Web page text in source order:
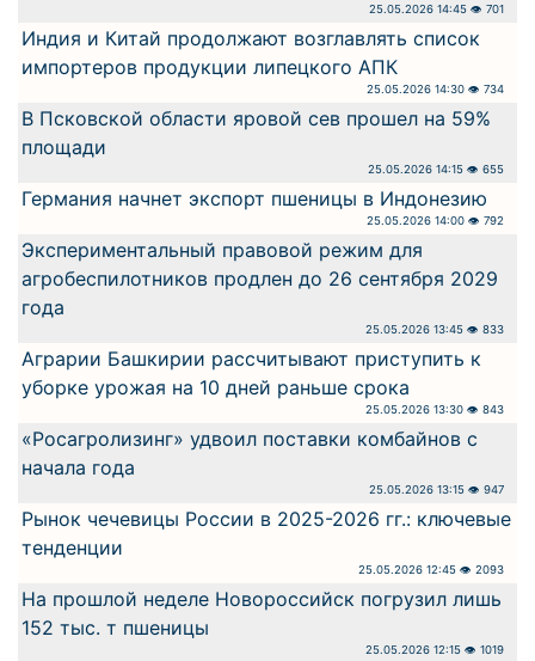
25.05.2026 14:45 👁 701
Индия и Китай продолжают возглавлять список
импортеров продукции липецкого АПК
25.05.2026 14:30 👁 734
В Псковской области яровой сев прошел на 59%
площади
25.05.2026 14:15 👁 655
Германия начнет экспорт пшеницы в Индонезию
25.05.2026 14:00 👁 792
Экспериментальный правовой режим для
агробеспилотников продлен до 26 сентября 2029
года
25.05.2026 13:45 👁 833
Аграрии Башкирии рассчитывают приступить к
уборке урожая на 10 дней раньше срока
25.05.2026 13:30 👁 843
«Росагролизинг» удвоил поставки комбайнов с
начала года
25.05.2026 13:15 👁 947
Рынок чечевицы России в 2025-2026 гг.: ключевые
тенденции
25.05.2026 12:45 👁 2093
На прошлой неделе Новороссийск погрузил лишь
152 тыс. т пшеницы
25.05.2026 12:15 👁 1019